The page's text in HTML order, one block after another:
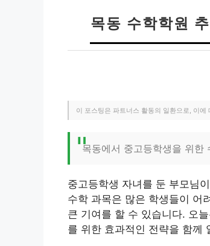
목동 수학학원
이 포스팅은 파트너스 활동의 일환으로, 이
목동에서 중고등학생을 위한
중고등학생 자녀를 둔 부모님
수학 과목은 많은 학생들이 어
큰 기여를 할 수 있습니다. 오
를 위한 효과적인 전략을 함께